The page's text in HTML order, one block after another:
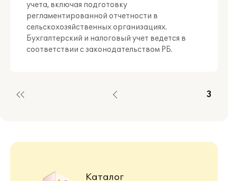
учета, включая подготовку
регламентированной отчетности в
сельскохозяйственных организациях.
Бухгалтерский и налоговый учет ведется в
соответствии с законодательством РБ.
3
Каталог